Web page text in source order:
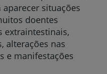
situações
doentes
extraintestinais,
alterações nas
e manifestações